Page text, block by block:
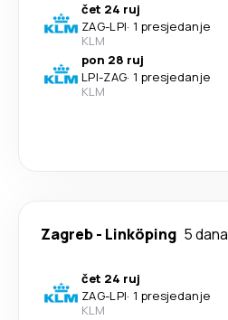
čet 24 ruj
ZAG-LPI· 1 presjedanje
KLM
pon 28 ruj
LPI-ZAG· 1 presjedanje
KLM
Zagreb- Linköping 5 dana
čet 24 ruj
ZAG-LPI· 1 presjedanje
KLM